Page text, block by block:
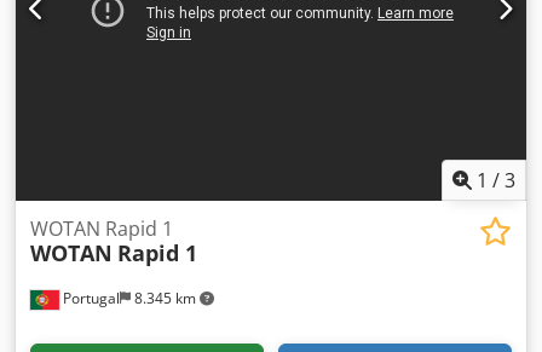
1 /3
Portugal 8.345 km
WOTAN Rapid 1
WOTAN Rapid 1